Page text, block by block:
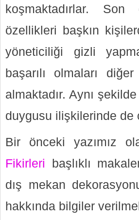
koşmaktadırlar.
özellikleri başkın
yöneticiliği gizli
başarılı olmaları
almaktadır. Aynı
duygusu ilişkilerinde de
Bir önceki yazımız
Fikirleri başlıklı
dış mekan
hakkında bilgiler